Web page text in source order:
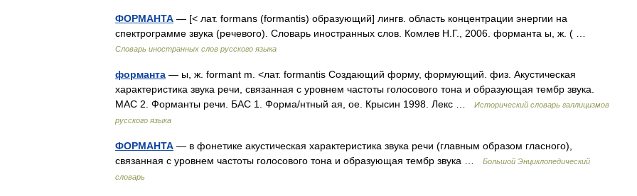
ФОРМАНТА — [< лат. formans (formantis) образующий] лингв. область концентрации энергии на
спектрограмме звука (речевого). Словарь иностранных слов. Комлев Н.Г., 2006. форманта ы, ж. ( …
Словарь иностранных слов русского языка
форманта — ы, ж. formant m. <лат. formantis Создающий форму, формующий. физ. Акустическая
характеристика звука речи, связанная с уровнем частоты голосового тона и образующая тембр звука.
МАС 2. Форманты речи. БАС 1. Форма/нтный ая, ое. Крысин 1998. Лекс …
Исторический словарь галлицизмов
русского языка
ФОРМАНТА — в фонетике акустическая характеристика звука речи (главным образом гласного),
связанная с уровнем частоты голосового тона и образующая тембр звука …
Большой Энциклопедический
словарь